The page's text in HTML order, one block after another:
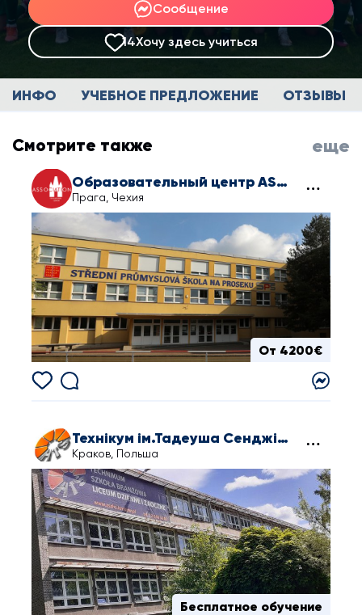
Сообщение
14Хочу здесь учиться
ИНФО УЧЕБНОЕ ПРЕДЛОЖЕНИЕ ОТЗЫВЫ
Смотрите также еще
Образовательный центр ASSOCIATION
Прага, Чехия
От 4200€
Технікум ім.Тадеуша Сенджіміра в Кракові
Краков, Польша
Бесплатное обучение